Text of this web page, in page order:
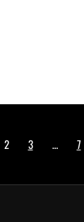
2 3 … 7